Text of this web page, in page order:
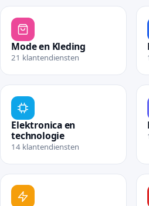
Mode en Kleding
21 klantendiensten
Bekijk rubriek Mode en Kleding
Elektronica en
technologie
14 klantendiensten
Bekijk rubriek Elektronica en